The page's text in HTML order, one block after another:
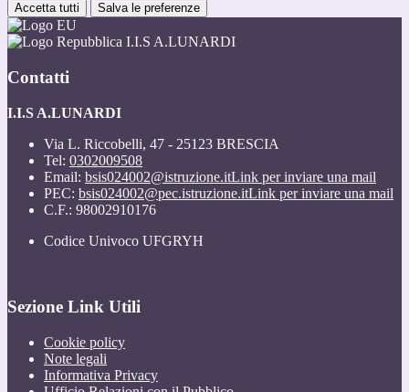
Accetta tutti Salva le preferenze
I.I.S A.LUNARDI
Contatti
I.I.S A.LUNARDI
Via L. Riccobelli, 47 - 25123 BRESCIA
Tel: 0302009508
Email: bsis024002@istruzione.itLink per inviare una mail
PEC: bsis024002@pec.istruzione.itLink per inviare una mail
C.F.: 98002910176
Codice Univoco UFGRYH
Sezione Link Utili
Cookie policy
Note legali
Informativa Privacy